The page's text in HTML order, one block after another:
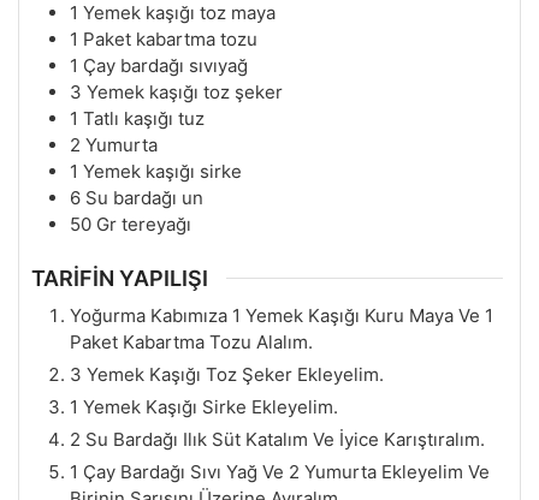
1 Yemek kaşığı toz maya
1 Paket kabartma tozu
1 Çay bardağı sıvıyağ
3 Yemek kaşığı toz şeker
1 Tatlı kaşığı tuz
2 Yumurta
1 Yemek kaşığı sirke
6 Su bardağı un
50 Gr tereyağı
TARİFİN YAPILIŞI
Yoğurma Kabımıza 1 Yemek Kaşığı Kuru Maya Ve 1
Paket Kabartma Tozu Alalım.
3 Yemek Kaşığı Toz Şeker Ekleyelim.
1 Yemek Kaşığı Sirke Ekleyelim.
2 Su Bardağı Ilık Süt Katalım Ve İyice Karıştıralım.
1 Çay Bardağı Sıvı Yağ Ve 2 Yumurta Ekleyelim Ve